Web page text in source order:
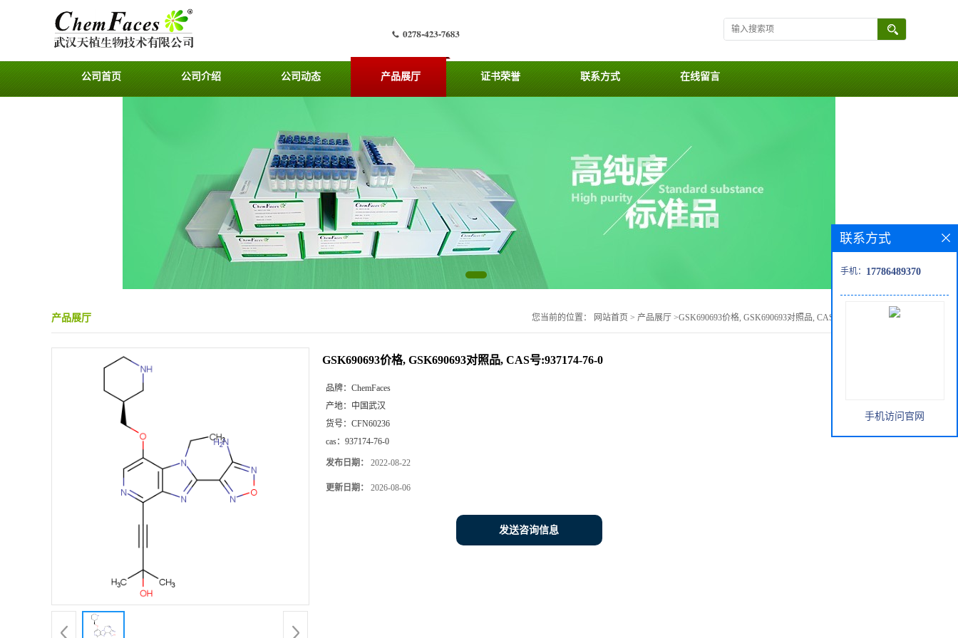
公司首页 公司介绍 公司动态 产品展厅 证书荣誉 联系方式 在线留言
产品展厅 您当前的位置： 网站首页 > 产品展厅 >GSK690693价格, GSK690693对照品, CAS号:937174-76-0
GSK690693价格, GSK690693对照品, CAS号:937174-76-0
品牌： ChemFaces
产地： 中国武汉
货号： CFN60236
cas： 937174-76-0
发布日期： 2022-08-22
更新日期： 2026-08-06
发送咨询信息
联系方式
手机： 17786489370
手机访问官网